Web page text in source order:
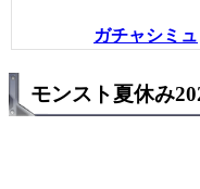
ガチャシミュ
モンスト夏休み